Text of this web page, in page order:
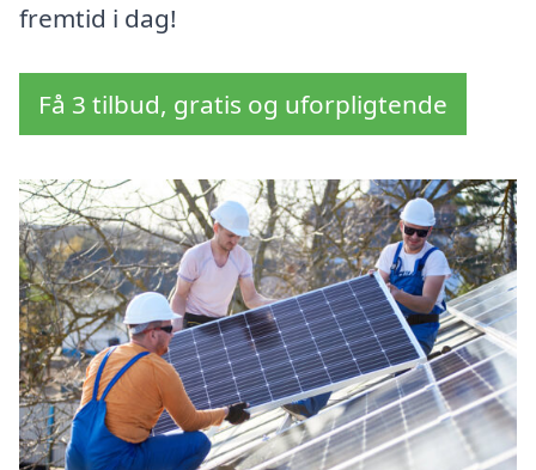
fremtid i dag!
Få 3 tilbud, gratis og uforpligtende